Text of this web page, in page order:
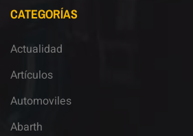
CATEGORÍAS
Actualidad
Artículos
Automoviles
Abarth